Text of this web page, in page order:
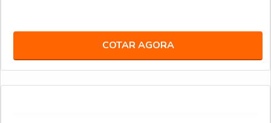
COTAR AGORA